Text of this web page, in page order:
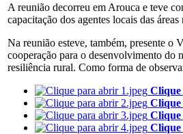
A reunião decorreu em Arouca e teve
capacitação dos agentes locais das
Na reunião esteve, também, presente o
cooperação para o desenvolvimento do
resiliência rural. Como forma de